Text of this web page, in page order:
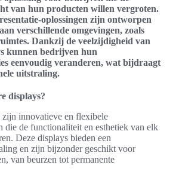
van hun producten willen vergroten.
oplossingen zijn ontworpen
verschillende omgevingen, zoals
Dankzij de veelzijdigheid van
kunnen bedrijven hun
eenvoudig veranderen, wat bijdraagt
uitstraling.
displays?
innovatieve en flexibele
die de functionaliteit en esthetiek van elk
Deze displays bieden een
en zijn bijzonder geschikt voor
van beurzen tot permanente